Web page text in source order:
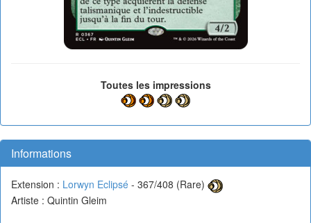
Toutes les impressions
Informations
Extension : Lorwyn Eclipsé - 367/408 (Rare)
Artiste : Quintin Gleim